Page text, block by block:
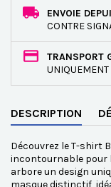
ENVOIE
CONTRE
TRANSPORT
UNIQUEMENT
DESCRIPTION
Découvrez le T-shirt
incontournable pour
arbore un design
masque distinctif,